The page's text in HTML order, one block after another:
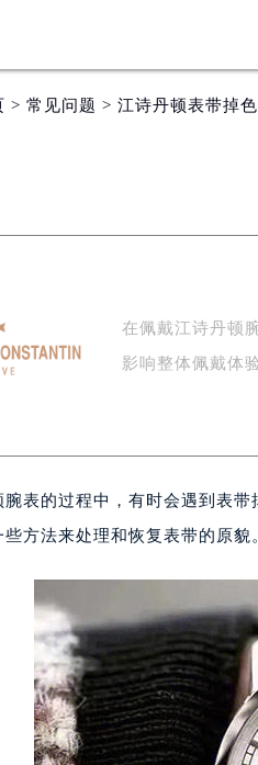
> 常见问题 > 江诗丹顿表带掉
在佩戴江诗丹顿
影响整体佩戴体
表的过程中，有时会遇到表
方法来处理和恢复表带的原貌